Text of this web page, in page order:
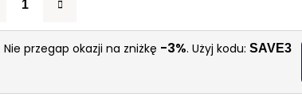
Nie przegap okazji na zniżkę -3%. Użyj kodu: SAVE3